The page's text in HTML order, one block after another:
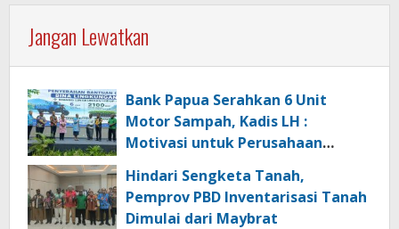
Jangan Lewatkan
Bank Papua Serahkan 6 Unit
Motor Sampah, Kadis LH :
Motivasi untuk Perusahaan
Lingkungan
Hindari Sengketa Tanah,
Pemprov PBD Inventarisasi Tanah
Dimulai dari Maybrat